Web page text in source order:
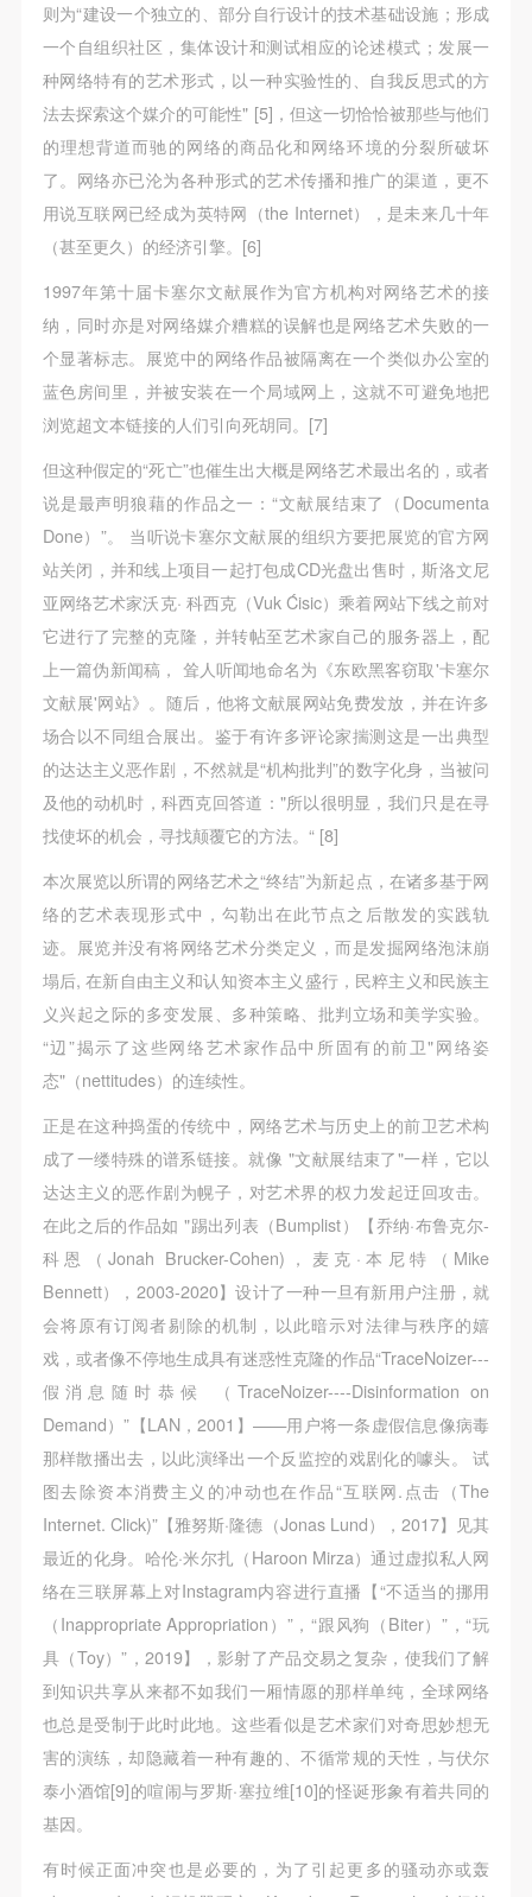
则为“建设一个独立的、部分自行设计的技术基础设施；形成
一个自组织社区，集体设计和测试相应的论述模式；发展一
种网络特有的艺术形式，以一种实验性的、自我反思式的方
法去探索这个媒介的可能性" [5]，但这一切恰恰被那些与他们
的理想背道而驰的网络的商品化和网络环境的分裂所破坏
了。网络亦已沦为各种形式的艺术传播和推广的渠道，更不
用说互联网已经成为英特网（the Internet），是未来几十年
（甚至更久）的经济引擎。[6]
1997年第十届卡塞尔文献展作为官方机构对网络艺术的接
纳，同时亦是对网络媒介糟糕的误解也是网络艺术失败的一
个显著标志。展览中的网络作品被隔离在一个类似办公室的
蓝色房间里，并被安装在一个局域网上，这就不可避免地把
浏览超文本链接的人们引向死胡同。[7]
但这种假定的“死亡”也催生出大概是网络艺术最出名的，或者
说是最声明狼藉的作品之一：“文献展结束了（Documenta
Done）”。 当听说卡塞尔文献展的组织方要把展览的官方网
站关闭，并和线上项目一起打包成CD光盘出售时，斯洛文尼
亚网络艺术家沃克· 科西克（Vuk Ćisic）乘着网站下线之前对
它进行了完整的克隆，并转帖至艺术家自己的服务器上，配
上一篇伪新闻稿， 耸人听闻地命名为《东欧黑客窃取'卡塞尔
文献展'网站》。随后，他将文献展网站免费发放，并在许多
场合以不同组合展出。鉴于有许多评论家揣测这是一出典型
的达达主义恶作剧，不然就是“机构批判”的数字化身，当被问
及他的动机时，科西克回答道："所以很明显，我们只是在寻
找使坏的机会，寻找颠覆它的方法。“ [8]
本次展览以所谓的网络艺术之“终结”为新起点，在诸多基于网
络的艺术表现形式中，勾勒出在此节点之后散发的实践轨
迹。展览并没有将网络艺术分类定义，而是发掘网络泡沫崩
塌后, 在新自由主义和认知资本主义盛行，民粹主义和民族主
义兴起之际的多变发展、多种策略、批判立场和美学实验。
“辺”揭示了这些网络艺术家作品中所固有的前卫"网络姿
态"（nettitudes）的连续性。
正是在这种捣蛋的传统中，网络艺术与历史上的前卫艺术构
成了一缕特殊的谱系链接。就像 "文献展结束了"一样，它以
达达主义的恶作剧为幌子，对艺术界的权力发起迂回攻击。
在此之后的作品如 "踢出列表（Bumplist）【乔纳·布鲁克尔-
科恩（Jonah Brucker-Cohen)，麦克·本尼特（Mike
Bennett），2003-2020】设计了一种一旦有新用户注册，就
会将原有订阅者剔除的机制，以此暗示对法律与秩序的嬉
戏，或者像不停地生成具有迷惑性克隆的作品“TraceNoizer---
假消息随时恭候 （TraceNoizer----Disinformation on
Demand）”【LAN，2001】——用户将一条虚假信息像病毒
那样散播出去，以此演绎出一个反监控的戏剧化的噱头。 试
图去除资本消费主义的冲动也在作品“互联网.点击（The
Internet. Click)”【雅努斯·隆德（Jonas Lund），2017】见其
最近的化身。哈伦·米尔扎（Haroon Mirza）通过虚拟私人网
络在三联屏幕上对Instagram内容进行直播【“不适当的挪用
（Inappropriate Appropriation）”，“跟风狗（Biter）”，“玩
具（Toy）”，2019】，影射了产品交易之复杂，使我们了解
到知识共享从来都不如我们一厢情愿的那样单纯，全球网络
也总是受制于此时此地。这些看似是艺术家们对奇思妙想无
害的演练，却隐藏着一种有趣的、不循常规的天性，与伏尔
泰小酒馆[9]的喧闹与罗斯·塞拉维[10]的怪诞形象有着共同的
基因。
有时候正面冲突也是必要的，为了引起更多的骚动亦或轰
序、维护美术馆场地及展示、展览、馆藏艺术作品及
衍生品的安全。活动中一旦因个人原因造成美术馆场
地、空间、艺术品、衍生品等受到不同程度的损失、
破坏。活动中任何非事故当事人及美术馆将不承担相
应的责任与损失，应由参与活动者根据相应的法律条
文、组织规定进行协商和赔偿。并追究相应的法律责
任和经济责任。
第六条
动导师、教师指导下进行，并正确的使用活动中所涉
及到的绘画工具、创作材料及配套设备、设施，若参
与者因个人原因在使用相应绘画工具、创作材料及配
套设备、设施造成个人受伤、伤害他人及造成相应工
具、材料、设备或设施的故障或损坏。参与活动者应
当承当相应的全部责任，并主动赔偿相应的经济损
失。活动中任何非事故当事人及美术馆将不承担人身
事故的任何责任。
中央美术学院美术馆肖像权许可使用协议
根据《中华人民共和国广告法》、《中华人民共和国
民法通则》以及 最高人民法院关于贯彻执行 《中华
人民共和国民法通则》若干问题的意见（试行）>的
有关规定，为明确肖像许可方（甲方）和使用方（乙
方）的权利义务关系，经双方友好协商，甲乙双方就
带有甲方肖像的作品的使用达成如下一致协议：
一、 一般约定
（1）、甲方为本协议中的肖像权人，自愿将自己的
肖像权许可乙方作符合本协议约定和法律规定的用
途。
（2）、乙方中央美术学院美术馆是一所具有标志
性、专业性、国际化的现代公共美术馆。中央美术学
院美术馆与时代同行，努力塑造一个开放、自由、学
术的空间氛围，竭诚与各单位、企业、机构、艺术家
和观众进行良好互动。以学院的学术研究为基础，积
共教育活动，为美院师生、中外艺术家以及社会公众
提供一个交流、学习、展示的平台。作为一家公益性
单位，其开展的公共教育活动以学术性和公益性为
主。
（3）、乙方为甲方拍摄中央美术学院公共教育部所
有公教活动。
二、拍摄内容、使用形式、使用地域范围
（1）、拍摄内容 乙方拍摄的带有甲方肖像的作品内
容包括：①中央美术学院美术馆②中央美术学院校园
内○3由中央美术学院公共教育部策划或执行的一切活
动。
（2）、使用形式 用于中央美术学院图书出版、销售
附带光盘及宣传资料。
（3）、使用地域范围
适用地域范围包括国内和国外。
使用肖像的媒介限于不损害甲方肖像权的任何媒介
（如杂志、网络等）。
三、肖像权使用期限
永久使用。
四、许可使用费用
带有甲方肖像作品的拍摄费用由乙方承担。
乙方于拍摄完带有甲方肖像的作品无需支付甲方任何
费用。
序、维护美术馆场地及展示、展览、馆藏艺术作品及
衍生品的安全。活动中一旦因个人原因造成美术馆场
地、空间、艺术品、衍生品等受到不同程度的损失、
破坏。活动中任何非事故当事人及美术馆将不承担相
应的责任与损失，应由参与活动者根据相应的法律条
文、组织规定进行协商和赔偿。并追究相应的法律责
任和经济责任。
第六条
动导师、教师指导下进行，并正确的使用活动中所涉
及到的绘画工具、创作材料及配套设备、设施，若参
与者因个人原因在使用相应绘画工具、创作材料及配
套设备、设施造成个人受伤、伤害他人及造成相应工
具、材料、设备或设施的故障或损坏。参与活动者应
当承当相应的全部责任，并主动赔偿相应的经济损
失。活动中任何非事故当事人及美术馆将不承担人身
事故的任何责任。
中央美术学院美术馆肖像权许可使用协议
根据《中华人民共和国广告法》、《中华人民共和国
民法通则》以及 最高人民法院关于贯彻执行 《中华
人民共和国民法通则》若干问题的意见（试行）>的
有关规定，为明确肖像许可方（甲方）和使用方（乙
方）的权利义务关系，经双方友好协商，甲乙双方就
带有甲方肖像的作品的使用达成如下一致协议：
一、 一般约定
（1）、甲方为本协议中的肖像权人，自愿将自己的
肖像权许可乙方作符合本协议约定和法律规定的用
途。
（2）、乙方中央美术学院美术馆是一所具有标志
性、专业性、国际化的现代公共美术馆。中央美术学
院美术馆与时代同行，努力塑造一个开放、自由、学
术的空间氛围，竭诚与各单位、企业、机构、艺术家
和观众进行良好互动。以学院的学术研究为基础，积
共教育活动，为美院师生、中外艺术家以及社会公众
提供一个交流、学习、展示的平台。作为一家公益性
单位，其开展的公共教育活动以学术性和公益性为
主。
（3）、乙方为甲方拍摄中央美术学院公共教育部所
有公教活动。
二、拍摄内容、使用形式、使用地域范围
（1）、拍摄内容 乙方拍摄的带有甲方肖像的作品内
容包括：①中央美术学院美术馆②中央美术学院校园
内○3由中央美术学院公共教育部策划或执行的一切活
动。
（2）、使用形式 用于中央美术学院图书出版、销售
附带光盘及宣传资料。
（3）、使用地域范围
适用地域范围包括国内和国外。
使用肖像的媒介限于不损害甲方肖像权的任何媒介
（如杂志、网络等）。
三、肖像权使用期限
永久使用。
四、许可使用费用
带有甲方肖像作品的拍摄费用由乙方承担。
乙方于拍摄完带有甲方肖像的作品无需支付甲方任何
费用。
序、维护美术馆场地及展示、展览、馆藏艺术作品及
衍生品的安全。活动中一旦因个人原因造成美术馆场
地、空间、艺术品、衍生品等受到不同程度的损失、
破坏。活动中任何非事故当事人及美术馆将不承担相
应的责任与损失，应由参与活动者根据相应的法律条
文、组织规定进行协商和赔偿。并追究相应的法律责
任和经济责任。
第六条
动导师、教师指导下进行，并正确的使用活动中所涉
及到的绘画工具、创作材料及配套设备、设施，若参
与者因个人原因在使用相应绘画工具、创作材料及配
套设备、设施造成个人受伤、伤害他人及造成相应工
具、材料、设备或设施的故障或损坏。参与活动者应
当承当相应的全部责任，并主动赔偿相应的经济损
失。活动中任何非事故当事人及美术馆将不承担人身
事故的任何责任。
中央美术学院美术馆肖像权许可使用协议
根据《中华人民共和国广告法》、《中华人民共和国
民法通则》以及 最高人民法院关于贯彻执行 《中华
人民共和国民法通则》若干问题的意见（试行）>的
有关规定，为明确肖像许可方（甲方）和使用方（乙
方）的权利义务关系，经双方友好协商，甲乙双方就
带有甲方肖像的作品的使用达成如下一致协议：
一、 一般约定
（1）、甲方为本协议中的肖像权人，自愿将自己的
肖像权许可乙方作符合本协议约定和法律规定的用
途。
（2）、乙方中央美术学院美术馆是一所具有标志
性、专业性、国际化的现代公共美术馆。中央美术学
院美术馆与时代同行，努力塑造一个开放、自由、学
术的空间氛围，竭诚与各单位、企业、机构、艺术家
和观众进行良好互动。以学院的学术研究为基础，积
共教育活动，为美院师生、中外艺术家以及社会公众
提供一个交流、学习、展示的平台。作为一家公益性
单位，其开展的公共教育活动以学术性和公益性为
主。
（3）、乙方为甲方拍摄中央美术学院公共教育部所
有公教活动。
二、拍摄内容、使用形式、使用地域范围
（1）、拍摄内容 乙方拍摄的带有甲方肖像的作品内
容包括：①中央美术学院美术馆②中央美术学院校园
内○3由中央美术学院公共教育部策划或执行的一切活
动。
（2）、使用形式 用于中央美术学院图书出版、销售
附带光盘及宣传资料。
（3）、使用地域范围
适用地域范围包括国内和国外。
使用肖像的媒介限于不损害甲方肖像权的任何媒介
（如杂志、网络等）。
三、肖像权使用期限
永久使用。
四、许可使用费用
带有甲方肖像作品的拍摄费用由乙方承担。
乙方于拍摄完带有甲方肖像的作品无需支付甲方任何
费用。